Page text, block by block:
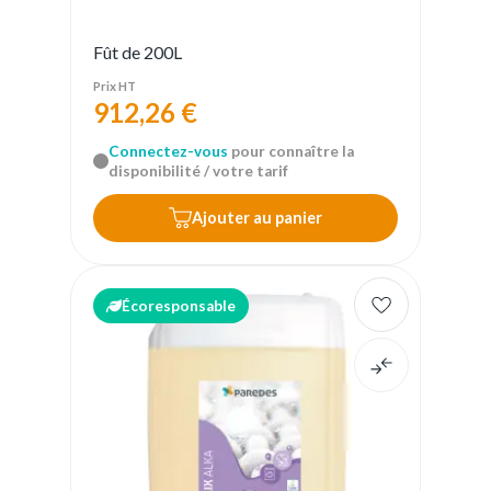
Fût de 200L
Prix HT
912,26 €
Connectez-vous pour connaître la
disponibilité / votre tarif
Ajouter au panier
Écoresponsable